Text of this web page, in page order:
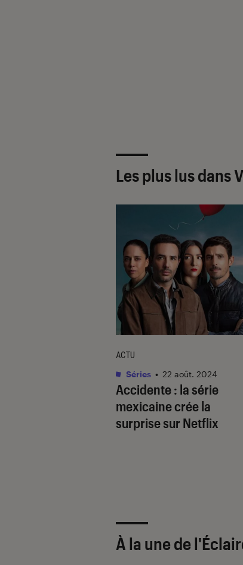
Les plus lus dans
Accidente: la série
mexicaine crée la
surprise sur Netflix
ACTU
Séries • 22 août. 2024
À la une de